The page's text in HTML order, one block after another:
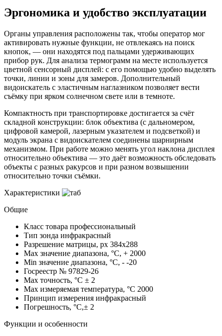
Эргономика и удобство эксплуатации
Органы управления расположены так, чтобы оператор мог
активировать нужные функции, не отвлекаясь на поиск
кнопок, — они находятся под пальцами удерживающих
прибор рук. Для анализа термограмм на месте используется
цветной сенсорный дисплей: с его помощью удобно выделять
точки, линии и зоны для замеров. Дополнительный
видоискатель с эластичным наглазником позволяет вести
съёмку при ярком солнечном свете или в темноте.
Компактность при транспортировке достигается за счёт
складной конструкции: блок объектива (с дальномером,
цифровой камерой, лазерным указателем и подсветкой) и
модуль экрана с видоискателем соединены шарнирным
механизмом. При работе можно менять угол наклона дисплея
относительно объектива — это даёт возможность обследовать
объекты с разных ракурсов и при разном возвышении
относительно точки съёмки.
Характеристики
Общие
Класс товара профессиональный
Тип зонда инфракрасный
Разрешение матрицы, px 384x288
Max значение диапазона, °C, + 2000
Min значение диапазона, °C, - -20
Госреестр № 97829-26
Max точность, °С ± 2
Max измеряемая температура, °С 2000
Принцип измерения инфракрасный
Погрешность, °C,± 2
Функции и особенности